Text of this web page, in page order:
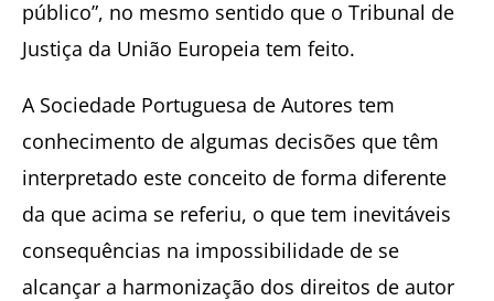
público”, no mesmo sentido que o Tribunal de
Justiça da União Europeia tem feito.
A Sociedade Portuguesa de Autores tem
conhecimento de algumas decisões que têm
interpretado este conceito de forma diferente
da que acima se referiu, o que tem inevitáveis
consequências na impossibilidade de se
alcançar a harmonização dos direitos de autor